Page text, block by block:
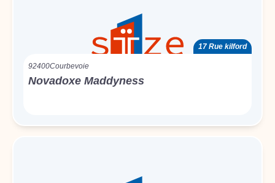
17 Rue kilford
92400Courbevoie
Novadoxe Maddyness